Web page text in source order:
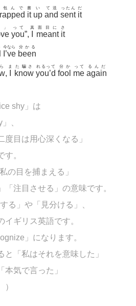
包んで
it
書
up
い
and
て送
sent
ったん
it
だ
」
you
って
”,
真
meant
面目に
it
さ
I’ve
今なら
been
分かる
,
ま
know
た騙さ
you’d
れるって
fool
分か
me
って
again
るんだ
shy」は
、
度目は用心深くなる」
す。
の目を捕まえる」
注目させる」の意味です。
る」や「見分ける」、
イギリス英語です。
」になります。
と「私はそれを意味した」
本気で言った」